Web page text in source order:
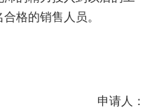
格的销售人员。
申请人：